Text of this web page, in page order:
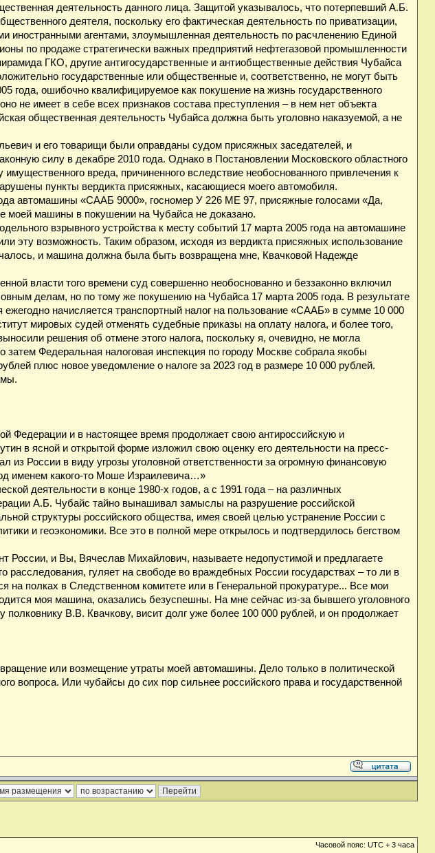
деятельность данного лица. Защитой указывалось, что потерпевший А.Б.
деятеля, поскольку его фактическая деятельность по приватизации,
агентами, злоумышленная деятельность по расчленению Единой
по продаже стратегически важных предприятий нефтегазовой промышленности
ГКО, другие антигосударственные и антиобщественные действия Чубайса
государственные или общественные и, соответственно, не могут быть
года, ошибочно квалифицируемое как покушение на жизнь государственного
не имеет в себе всех признаков состава преступления – в нем нет объекта
общественная деятельность Чубайса должна быть уголовно наказуемой, а не
и его товарищи были оправданы судом присяжных заседателей, и
силу в декабре 2010 года. Однако в Постановлении Московского областного
вреда, причиненного вследствие необоснованного привлечения к
пункты вердикта присяжных, касающиеся моего автомобиля.
автомашины «СААБ 9000», госномер У 226 МЕ 97, присяжные голосами «Да,
моей машины в покушении на Чубайса не доказано.
взрывного устройства к месту событий 17 марта 2005 года на автомашине
эту возможность. Таким образом, исходя из вердикта присяжных использование
и машина должна была быть возвращена мне, Квачковой Надежде
власти того времени суд совершенно необоснованно и беззаконно включил
делам, но по тому же покушению на Чубайса 17 марта 2005 года. В результате
ежегодно начисляется транспортный налог на пользование «СААБ» в сумме 10 000
мировых судей отменять судебные приказы на оплату налога, и более того,
решения об отмене этого налога, поскольку я, очевидно, не могла
затем Федеральная налоговая инспекция по городу Москве собрала якобы
плюс новое уведомление о налоге за 2023 год в размере 10 000 рублей.
Федерации и в настоящее время продолжает свою антироссийскую и
в ясной и открытой форме изложил свою оценку его деятельности на пресс-
России в виду угрозы уголовной ответственности за огромную финансовую
именем какого-то Моше Израилевича…»
деятельности в конце 1980-х годов, а с 1991 года – на различных
А.Б. Чубайс тайно вынашивал замыслы на разрушение российской
структуры российского общества, имея своей целью устранение России с
и геоэкономики. Все это в полной мере открылось и подтвердилось бегством
России, и Вы, Вячеслав Михайлович, называете недопустимой и предлагаете
расследования, гуляет на свободе во враждебных России государствах – то ли в
полках в Следственном комитете или в Генеральной прокуратуре... Все мои
моя машина, оказались безуспешны. На мне сейчас из-за бывшего уголовного
В.В. Квачкову, висит долг уже более 100 000 рублей, и он продолжает
или возмещение утраты моей автомашины. Дело только в политической
вопроса. Или чубайсы до сих пор сильнее российского права и государственной
Часовой пояс: UTC + 3 часа